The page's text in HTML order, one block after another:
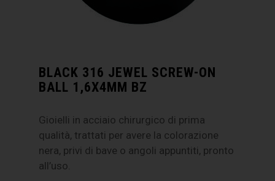
BLACK 316 JEWEL SCREW-ON
BALL 1,6X4MM BZ
Gioielli in acciaio chirurgico di prima
qualità, trattati per avere la colorazione
nera, privi di bave o angoli appuntiti, pronto
all’uso.